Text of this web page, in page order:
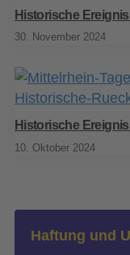
Historische
30. November 2024
Historische
10. Oktober 2024
Haftung und